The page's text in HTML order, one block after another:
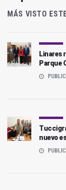
MÁS VISTO
Linares
Parque
nuevo